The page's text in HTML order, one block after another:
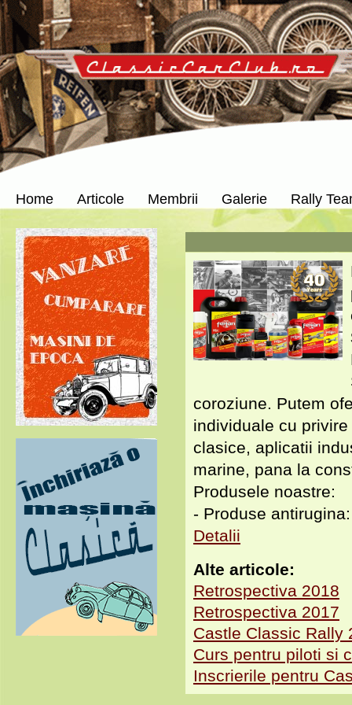
Home Articole Membrii Galerie Rally
coroziune. Putem
individuale cu
clasice, aplicatii
marine, pana la
Produsele noastre:
- Produse
Detalii
Alte articole:
Retrospectiva 2018
Retrospectiva 2017
Castle Classic Rally
Curs pentru piloti si
Inscrierile pentru